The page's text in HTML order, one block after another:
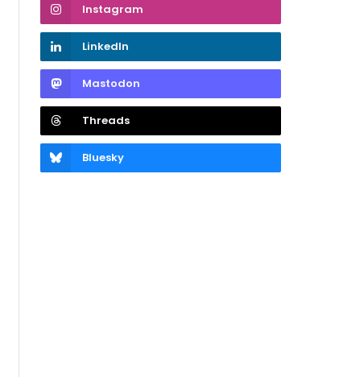
Instagram
LinkedIn
Mastodon
Threads
Bluesky